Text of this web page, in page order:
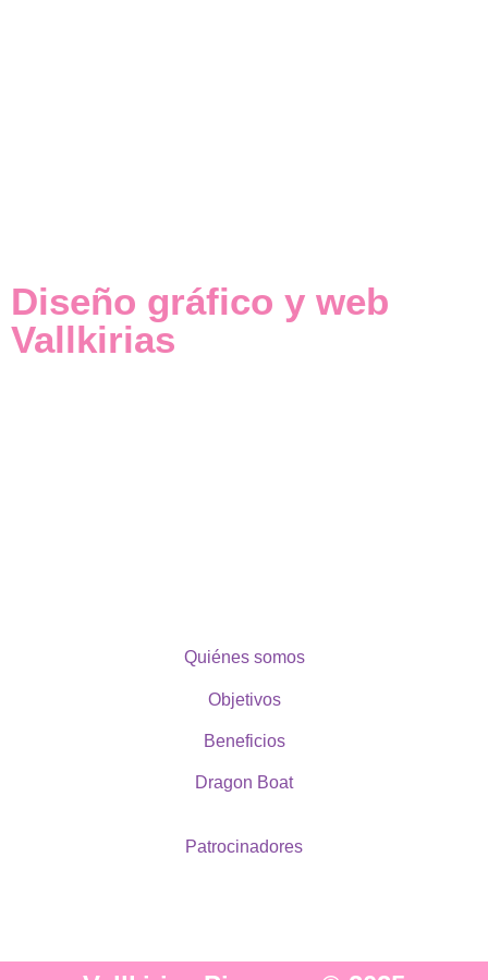
Diseño gráfico y web
Vallkirias
Quiénes somos
Objetivos
Beneficios
Dragon Boat
Patrocinadores